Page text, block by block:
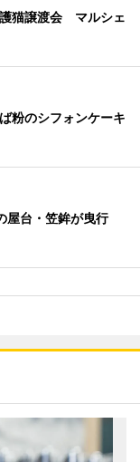
猫譲渡会 マルシェ
粉のシフォンケーキ
屋台・笠鉾が曳行